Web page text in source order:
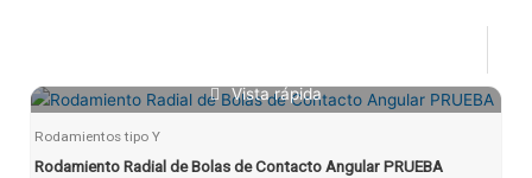
Vista rápida
Rodamientos tipo Y
Rodamiento Radial de Bolas de Contacto Angular PRUEBA